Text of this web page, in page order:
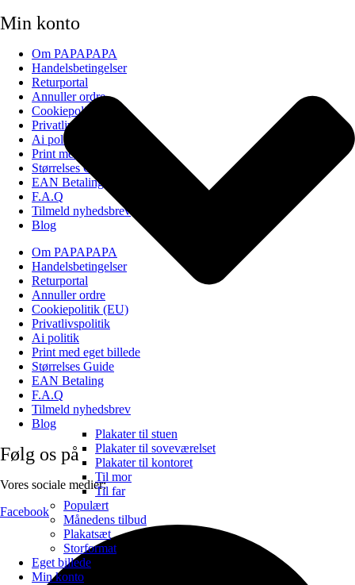
Plakater til stuen
Plakater til soveværelset
Plakater til kontoret
Til mor
Til far
Populært
Månedens tilbud
Plakatsæt
Storformat
Eget billede
Min konto
Min konto
Om PAPAPAPA
Handelsbetingelser
Returportal
Annuller ordre
Cookiepolitik (EU)
Privatlivspolitik
Ai politik
Print med eget billede
Størrelses Guide
EAN Betaling
F.A.Q
Tilmeld nyhedsbrev
Blog
Om PAPAPAPA
Handelsbetingelser
Returportal
Annuller ordre
Cookiepolitik (EU)
Privatlivspolitik
Ai politik
Print med eget billede
Størrelses Guide
EAN Betaling
F.A.Q
Tilmeld nyhedsbrev
Blog
Følg os på
Vores sociale medier:
Facebook